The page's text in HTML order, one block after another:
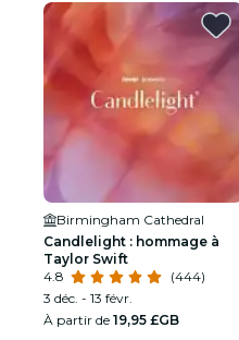
Birmingham Cathedral
Candlelight : hommage à
Taylor Swift
4.8
(444)
3 déc. - 13 févr.
À partir de 19,95 £GB